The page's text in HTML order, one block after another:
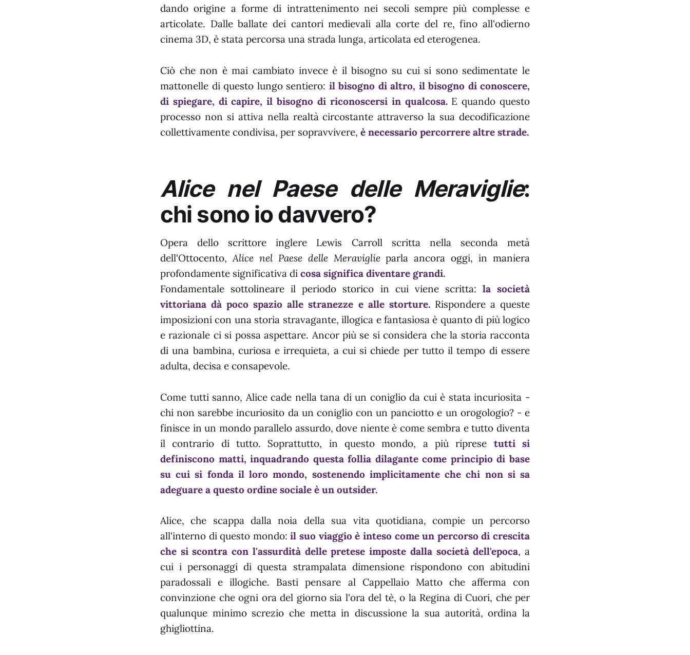
dando origine a forme di intrattenimento nei secoli sempre più complesse e
articolate. Dalle ballate dei cantori medievali alla corte del re, fino all'odierno
cinema 3D, è stata percorsa una strada lunga, articolata ed eterogenea.
Ciò che non è mai cambiato invece è il bisogno su cui si sono sedimentate le
mattonelle di questo lungo sentiero: il bisogno di altro, il bisogno di conoscere,
di spiegare, di capire, il bisogno di riconoscersi in qualcosa.E quando questo
processo non si attiva nella realtà circostante attraverso la sua decodificazione
collettivamente condivisa, per sopravvivere, è necessario percorrere altre strade.
Alice nel Paese delle Meraviglie:
chi sono io davvero?
Opera dello scrittore inglere Lewis Carroll scritta nella seconda metà
dell'Ottocento,Alice nel Paese delle Meraviglieparla ancora oggi, in maniera
profondamente significativa di cosa significa diventare grandi.
Fondamentale sottolineare il periodo storico in cui viene scritta: la società
vittoriana dà poco spazio alle stranezze e alle storture.Rispondere a queste
imposizioni con una storia stravagante, illogica e fantasiosa è quanto di più logico
e razionale ci si possa aspettare. Ancor più se si considera che la storia racconta
di una bambina, curiosa e irrequieta, a cui si chiede per tutto il tempo di essere
adulta, decisa e consapevole.
Come tutti sanno, Alice cade nella tana di un coniglio da cui è stata incuriosita -
chi non sarebbe incuriosito da un coniglio con un panciotto e un orogologio? - e
finisce in un mondo parallelo assurdo, dove niente è come sembra e tutto diventa
il contrario di tutto. Soprattutto, in questo mondo, a più riprese tutti si
definiscono matti, inquadrando questa follia dilagante come principio di base
su cui si fonda il loro mondo, sostenendo implicitamente che chi non si sa
adeguare a questo ordine sociale è un outsider.
Alice, che scappa dalla noia della sua vita quotidiana, compie un percorso
all'interno di questo mondo:il suo viaggio è inteso come un percorso di crescita
che si scontra con l'assurdità delle pretese imposte dalla società dell'epoca, a
cui i personaggi di questa strampalata dimensione rispondono con abitudini
paradossali e illogiche. Basti pensare al Cappellaio Matto che afferma con
convinzione che ogni ora del giorno sia l'ora del tè, o la Regina di Cuori, che per
qualunque minimo screzio che metta in discussione la sua autorità, ordina la
ghigliottina.